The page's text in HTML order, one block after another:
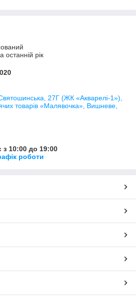
останній рік
27Г (ЖК «Акварелі-1»),
товарів «Малявочка», Вишневе,
з 10:00 до 19:00
роботи